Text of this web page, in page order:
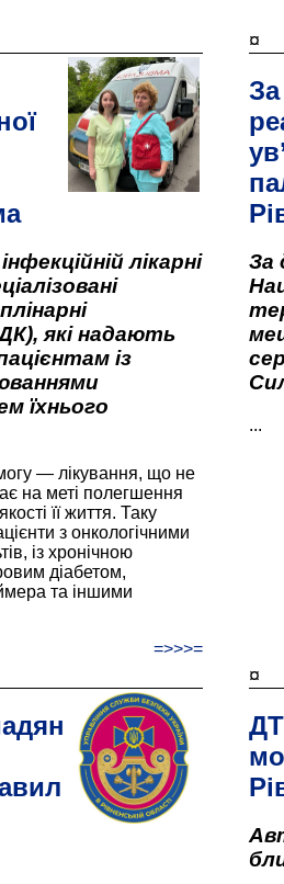
лікарні
які надають
із
їхнього
— лікування, що не
на меті полегшення
її життя. Таку
з онкологічними
із хронічною
діабетом,
та іншими
=>>>=
¤
За
...
¤